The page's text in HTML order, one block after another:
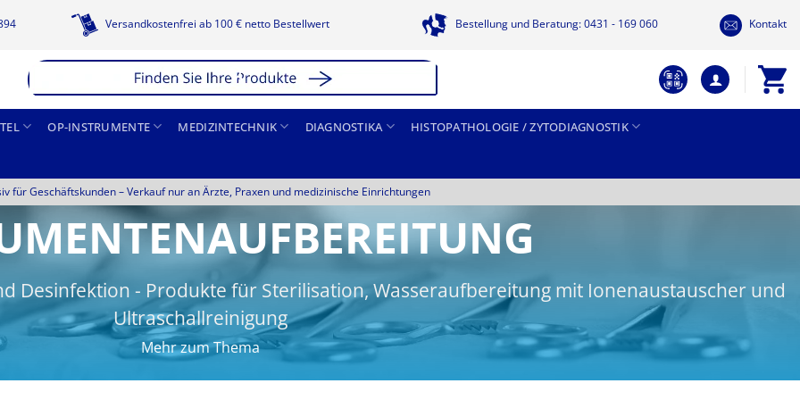
Versandkostenfrei ab 100 € netto Bestellwert Bestellung und Beratung: 0431 - 169 060 Kontakt
OP-INSTRUMENTE MEDIZINTECHNIK DIAGNOSTIKA HISTOPATHOLOGIE / ZYTODIAGNOSTIK
für Geschäftskunden –Verkauf nur an Ärzte, Praxen und medizinische Einrichtungen
Desinfektion - Produkte für Sterilisation, Wasseraufbereitung mit Ionenaustauscher und
Ultraschallreinigung
Mehr zum Thema